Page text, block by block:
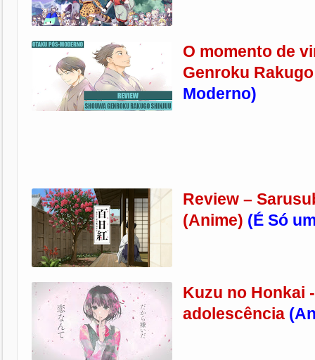
O momento de
Genroku
Moderno)
Review –
(Anime) (É Só
Kuzu no Honkai
adolescência